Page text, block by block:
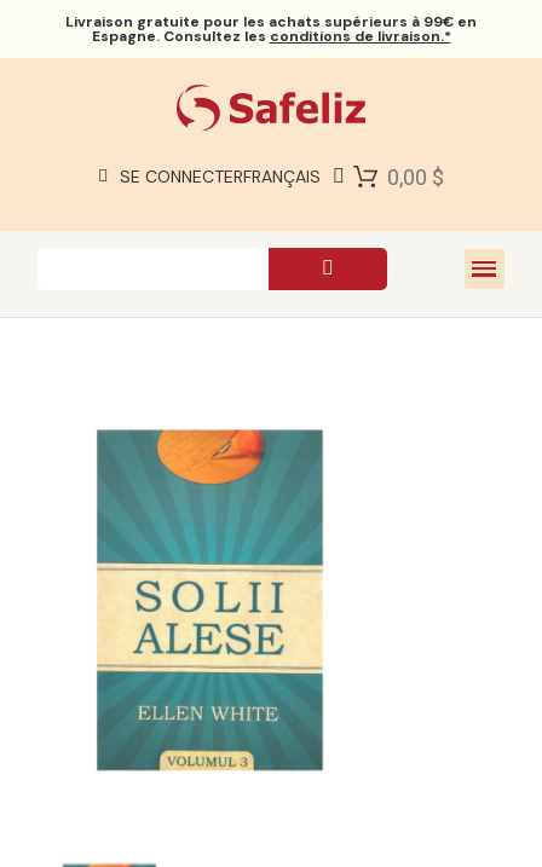
Livraison gratuite pour les achats supérieurs à 99€ en
Espagne. Consultez les conditions de livraison.*
SE CONNECTERFRANÇAIS 0,00 $
À PROPOS DE NOUS